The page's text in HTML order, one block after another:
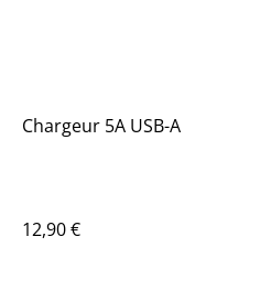
Chargeur 5A USB-A
12,90 €